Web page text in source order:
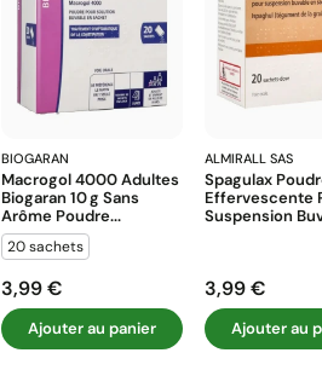
BIOGARAN
Macrogol 4000 Adultes
Biogaran 10 G Sans
Arôme Poudre...
20 sachets
Prix
3,99 €
Ajouter au panier
ALMIRALL SAS
Spagulax
Effervescente
Suspension
Prix
3,99 €
Ajouter au